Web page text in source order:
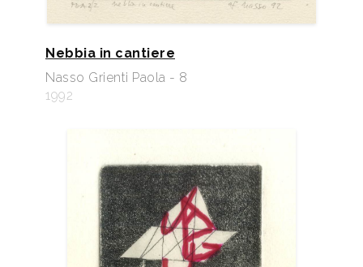
Nebbia in cantiere
Nasso Grienti Paola - 8
1992